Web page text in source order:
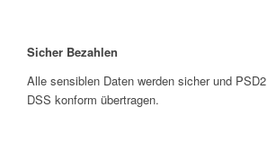
Sicher Bezahlen
Alle sensiblen Daten werden sicher und
DSS konform übertragen.